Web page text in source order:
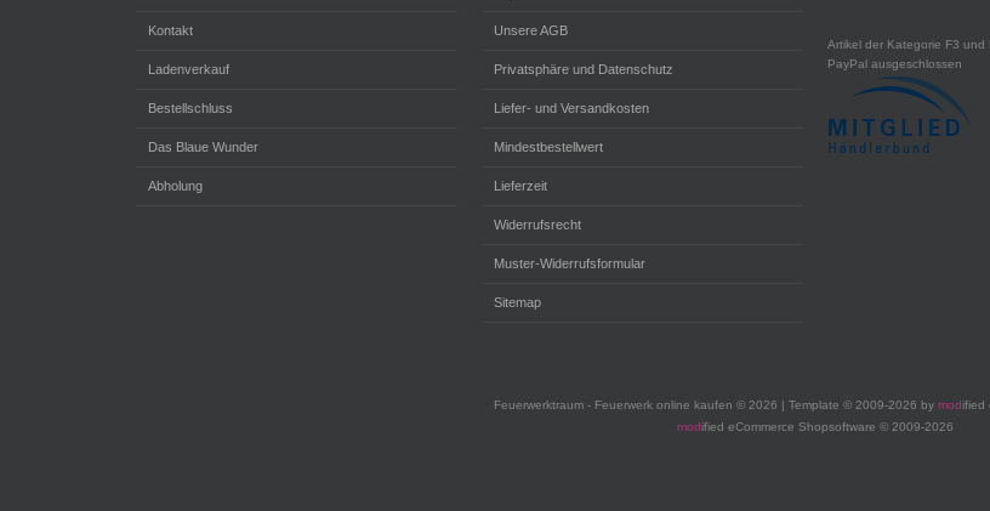
Kontakt
Ladenverkauf
Bestellschluss
Das Blaue Wunder
Abholung
Unsere AGB
Privatsphäre und Datenschutz
Liefer- und Versandkosten
Mindestbestellwert
Lieferzeit
Widerrufsrecht
Muster-Widerrufsformular
Sitemap
Artikel der Kategorie F3 und
PayPal ausgeschlossen
Feuerwerktraum - Feuerwerk online kaufen © 2026 | Template © 2009-2026 by modified
modified eCommerce Shopsoftware © 2009-2026